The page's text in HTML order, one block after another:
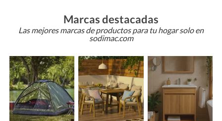
Marcas destacadas
Las mejores marcas de productos para tu hogar solo en
sodimac.com